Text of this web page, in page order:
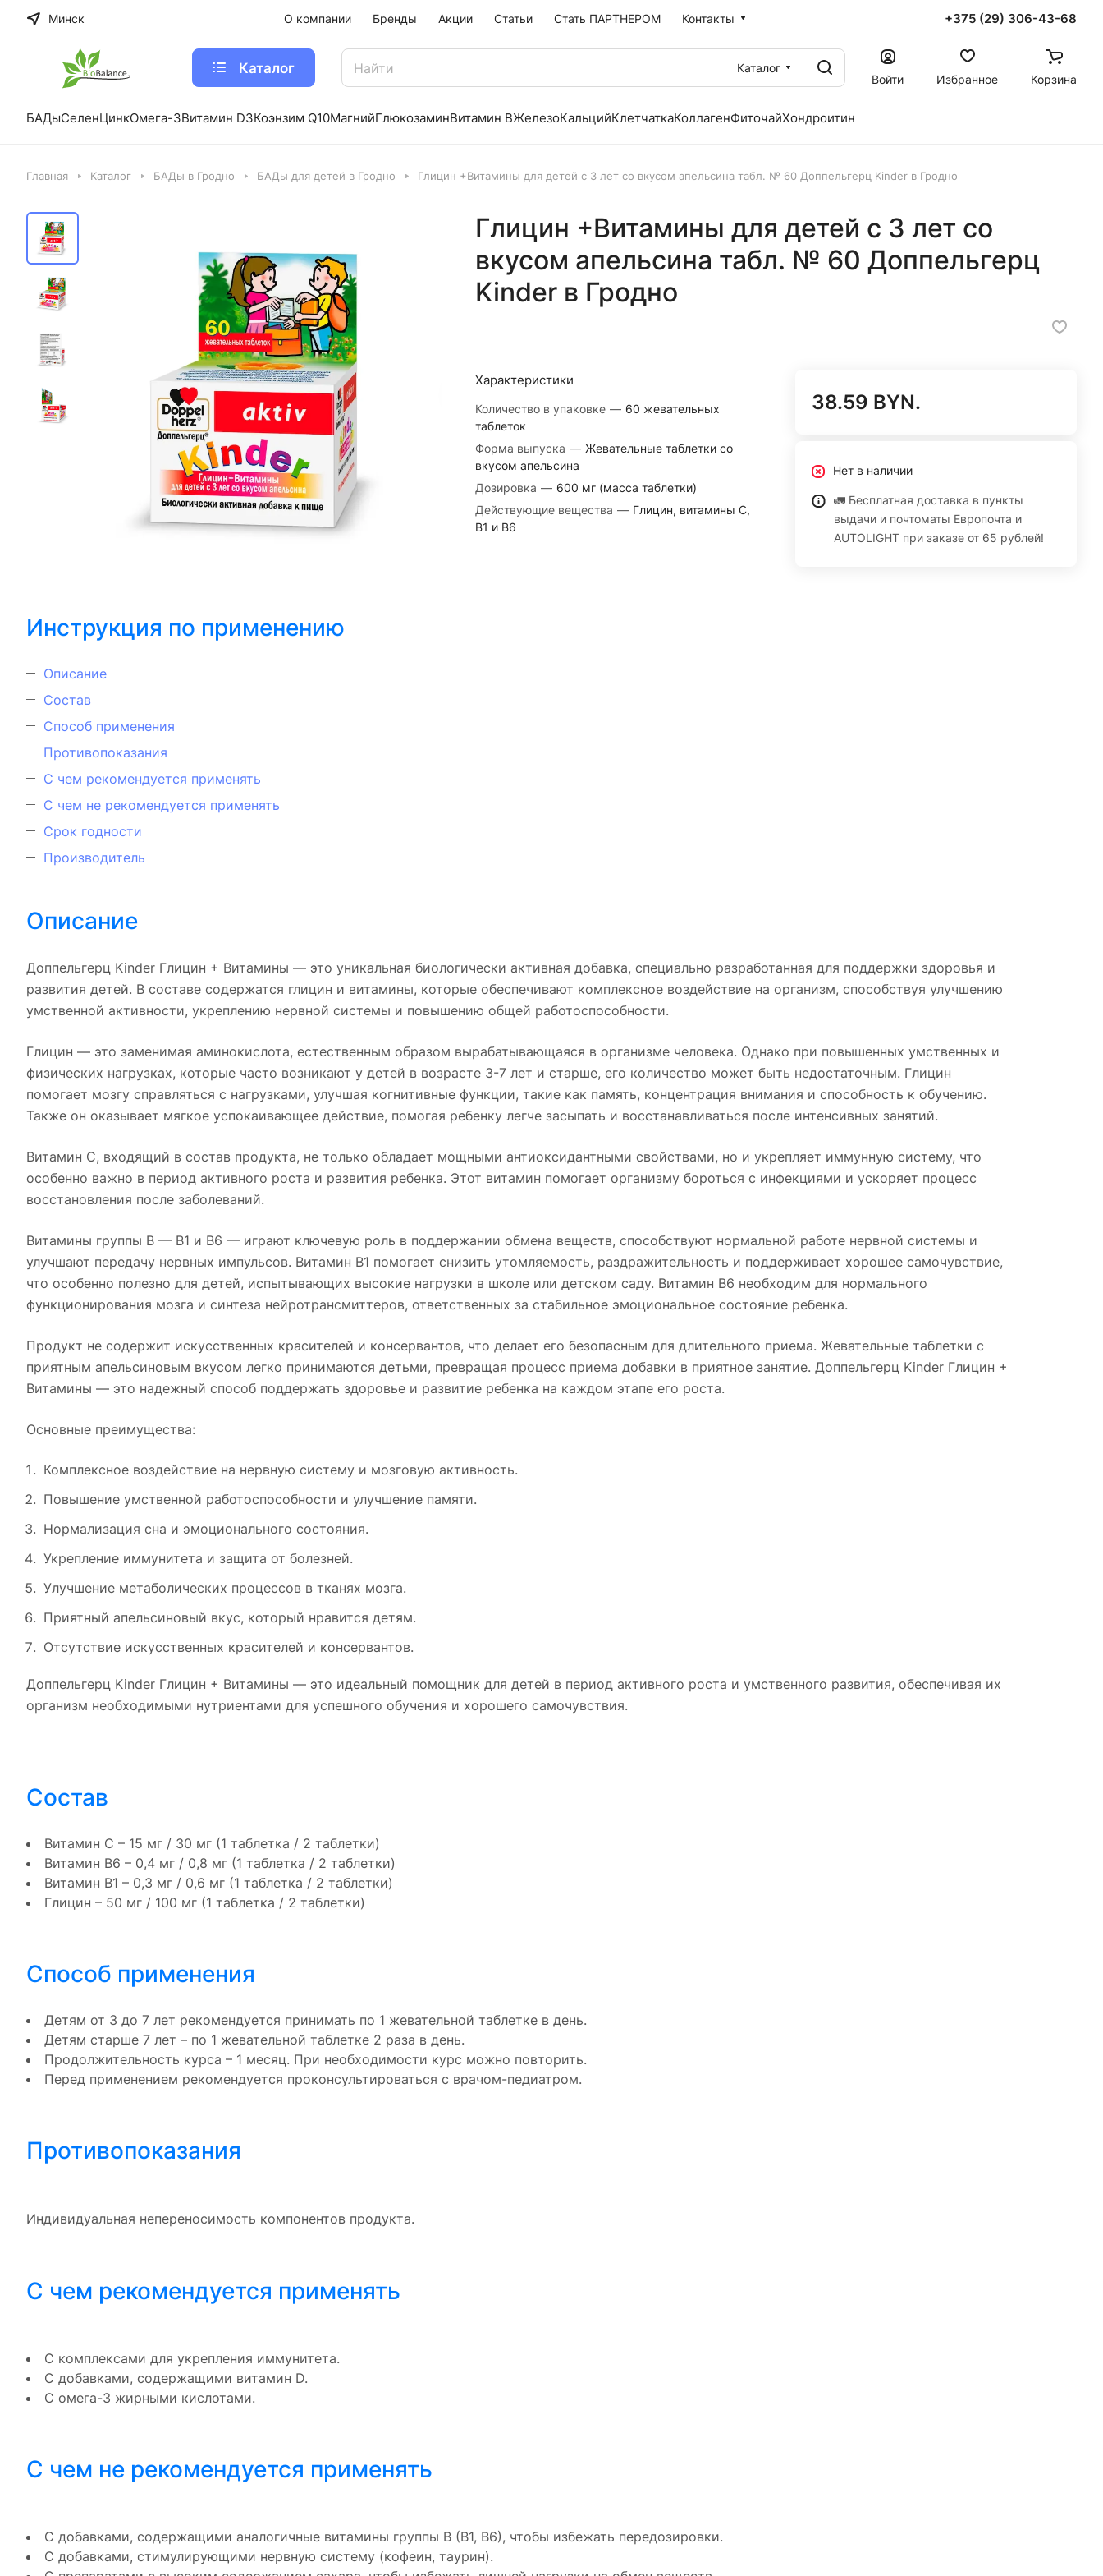
Минск О компании Бренды Акции Статьи Стать ПАРТНЕРОМ Контакты +375 (29) 306-43-68
Каталог
Каталог
Войти
Избранное Корзина
БАДыСеленЦинкОмега-3Витамин D3Коэнзим Q10МагнийГлюкозаминВитамин BЖелезоКальцийКлетчаткаКоллагенФиточайХондроитин
Главная Каталог БАДы в Гродно БАДы для детей в Гродно Глицин +Витамины для детей с 3 лет со вкусом апельсина табл. № 60 Доппельгерц Kinder в Гродно
Глицин +Витамины для детей с 3 лет со
вкусом апельсина табл. № 60 Доппельгерц
Kinder в Гродно
Характеристики
Количество в упаковке — 60 жевательных
таблеток
Форма выпуска — Жевательные таблетки со
вкусом апельсина
Дозировка — 600 мг (масса таблетки)
Действующие вещества — Глицин, витамины С,
В1 и В6
38.59 BYN.
Нет в наличии
🚛 Бесплатная доставка в пункты
выдачи и почтоматы Европочта и
AUTOLIGHT при заказе от 65 рублей!
Инструкция по применению
Описание
Состав
Способ применения
Противопоказания
С чем рекомендуется применять
С чем не рекомендуется применять
Срок годности
Производитель
Описание
Доппельгерц Kinder Глицин + Витамины — это уникальная биологически активная добавка, специально разработанная для поддержки здоровья и
развития детей. В составе содержатся глицин и витамины, которые обеспечивают комплексное воздействие на организм, способствуя улучшению
умственной активности, укреплению нервной системы и повышению общей работоспособности.
Глицин — это заменимая аминокислота, естественным образом вырабатывающаяся в организме человека. Однако при повышенных умственных и
физических нагрузках, которые часто возникают у детей в возрасте 3-7 лет и старше, его количество может быть недостаточным. Глицин
помогает мозгу справляться с нагрузками, улучшая когнитивные функции, такие как память, концентрация внимания и способность к обучению.
Также он оказывает мягкое успокаивающее действие, помогая ребенку легче засыпать и восстанавливаться после интенсивных занятий.
Витамин С, входящий в состав продукта, не только обладает мощными антиоксидантными свойствами, но и укрепляет иммунную систему, что
особенно важно в период активного роста и развития ребенка. Этот витамин помогает организму бороться с инфекциями и ускоряет процесс
восстановления после заболеваний.
Витамины группы В — В1 и В6 — играют ключевую роль в поддержании обмена веществ, способствуют нормальной работе нервной системы и
улучшают передачу нервных импульсов. Витамин В1 помогает снизить утомляемость, раздражительность и поддерживает хорошее самочувствие,
что особенно полезно для детей, испытывающих высокие нагрузки в школе или детском саду. Витамин В6 необходим для нормального
функционирования мозга и синтеза нейротрансмиттеров, ответственных за стабильное эмоциональное состояние ребенка.
Продукт не содержит искусственных красителей и консервантов, что делает его безопасным для длительного приема. Жевательные таблетки с
приятным апельсиновым вкусом легко принимаются детьми, превращая процесс приема добавки в приятное занятие. Доппельгерц Kinder Глицин +
Витамины — это надежный способ поддержать здоровье и развитие ребенка на каждом этапе его роста.
Основные преимущества:
Комплексное воздействие на нервную систему и мозговую активность.
Повышение умственной работоспособности и улучшение памяти.
Нормализация сна и эмоционального состояния.
Укрепление иммунитета и защита от болезней.
Улучшение метаболических процессов в тканях мозга.
Приятный апельсиновый вкус, который нравится детям.
Отсутствие искусственных красителей и консервантов.
Доппельгерц Kinder Глицин + Витамины — это идеальный помощник для детей в период активного роста и умственного развития, обеспечивая их
организм необходимыми нутриентами для успешного обучения и хорошего самочувствия.
Состав
Витамин C – 15 мг / 30 мг (1 таблетка / 2 таблетки)
Витамин В6 – 0,4 мг / 0,8 мг (1 таблетка / 2 таблетки)
Витамин В1 – 0,3 мг / 0,6 мг (1 таблетка / 2 таблетки)
Глицин – 50 мг / 100 мг (1 таблетка / 2 таблетки)
Способ применения
Детям от 3 до 7 лет рекомендуется принимать по 1 жевательной таблетке в день.
Детям старше 7 лет – по 1 жевательной таблетке 2 раза в день.
Продолжительность курса – 1 месяц. При необходимости курс можно повторить.
Перед применением рекомендуется проконсультироваться с врачом-педиатром.
Противопоказания
Индивидуальная непереносимость компонентов продукта.
С чем рекомендуется применять
С комплексами для укрепления иммунитета.
С добавками, содержащими витамин D.
С омега-3 жирными кислотами.
С чем не рекомендуется применять
С добавками, содержащими аналогичные витамины группы В (В1, В6), чтобы избежать передозировки.
С добавками, стимулирующими нервную систему (кофеин, таурин).